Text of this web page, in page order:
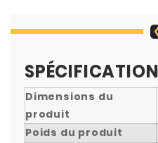
Dimensions du
produit
Poids du produit